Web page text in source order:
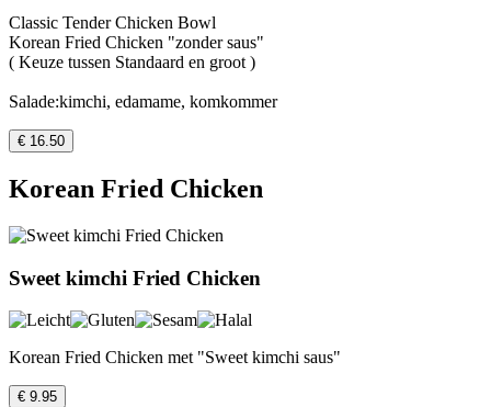
Classic Tender Chicken Bowl
Korean Fried Chicken "zonder saus"
( Keuze tussen Standaard en groot )
Salade:kimchi, edamame, komkommer
€ 16.50
Korean Fried Chicken
Sweet kimchi Fried Chicken
Korean Fried Chicken met "Sweet kimchi saus"
€ 9.95